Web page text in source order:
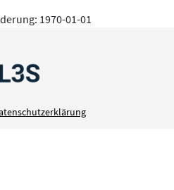
1970-01-01